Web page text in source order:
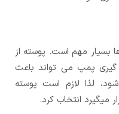
بسیار مهم است. پوسته از
پمپ می تواند باعث
لذا لازم است پوسته
انتخاب کرد.